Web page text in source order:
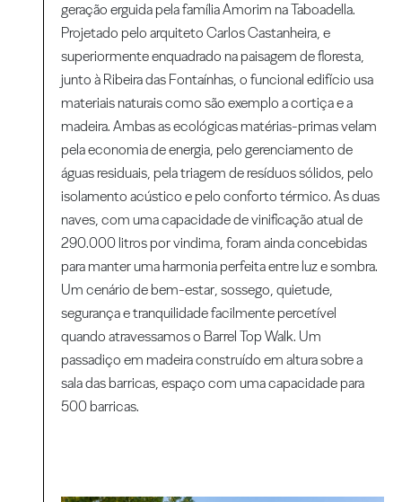
geração erguida pela família Amorim na Taboadella.
Projetado pelo arquiteto Carlos Castanheira, e
superiormente enquadrado na paisagem de floresta,
junto à Ribeira das Fontaínhas, o funcional edifício usa
materiais naturais como são exemplo a cortiça e a
madeira. Ambas as ecológicas matérias-primas velam
pela economia de energia, pelo gerenciamento de
águas residuais, pela triagem de resíduos sólidos, pelo
isolamento acústico e pelo conforto térmico. As duas
naves, com uma capacidade de vinificação atual de
290.000 litros por vindima, foram ainda concebidas
para manter uma harmonia perfeita entre luz e sombra.
Um cenário de bem-estar, sossego, quietude,
segurança e tranquilidade facilmente percetível
quando atravessamos o Barrel Top Walk. Um
passadiço em madeira construído em altura sobre a
sala das barricas, espaço com uma capacidade para
500 barricas.